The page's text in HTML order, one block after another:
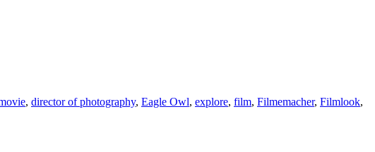
, director of photography, Eagle Owl, explore, film, Filmemacher, Filmlook,